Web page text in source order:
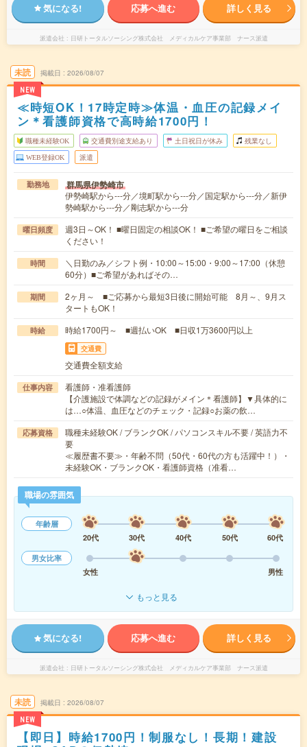
気になる! 応募へ進む 詳しく見る
派遣会社 日研トータルソーシング株式会社 メディカルケア事業部 ナース派遣
未読
NEW
掲載日 2026/08/07
≪時短OK！17時定時≫体温・血圧の記録メイ
ン＊看護師資格で高時給1700円！
職種未経験OK 交通費別途支給あり 土日祝日が休み 残業なし
WEB登録OK 派遣
勤務地 群馬県伊勢崎市
伊勢崎駅から---分／境町駅から---分／国定駅から---分／新伊
勢崎駅から---分／剛志駅から---分
曜日頻度
週3日～OK！ ■曜日固定の相談OK！ ■ご希望の曜日をご相談
ください！
時間
＼日勤のみ／シフト例・10:00～15:00・9:00～17:00（休憩
60分）■ご希望があればその…
期間
2ヶ月～ ■ご応募から最短3日後に開始可能 8月～、9月ス
タートもOK！
時給 時給1700円～ ■週払いOK ■日収1万3600円以上
交通費
交通費全額支給
仕事内容
看護師・准看護師
【介護施設で体調などの記録がメイン＊看護師】▼具体的に
は…○体温、血圧などのチェック・記録○お薬の飲…
応募資格
職種未経験OK / ブランクOK / パソコンスキル不要 / 英語力不
要
≪履歴書不要≫・年齢不問（50代・60代の方も活躍中！）・
未経験OK・ブランクOK・看護師資格（准看…
職場の雰囲気
年齢層
20代
30代 40代 50代
60代
男女比率
女性
男性
もっと見る
気になる! 応募へ進む 詳しく見る
派遣会社 日研トータルソーシング株式会社 メディカルケア事業部 ナース派遣
未読
NEW
掲載日 2026/08/07
【即日】時給1700円！制服なし！長期！建設